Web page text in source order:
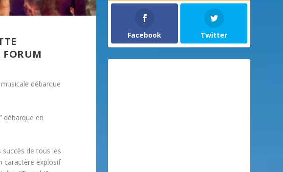
débarque
débarque en
succès de tous les
caractère explosif
Facebook Twitter